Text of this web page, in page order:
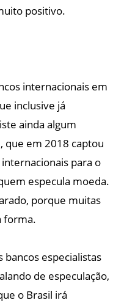
positivo.
internacionais em
inclusive já
ainda algum
que em 2018 captou
para o
especula moeda.
porque muitas
forma.
bancos especialistas
de especulação,
o Brasil irá